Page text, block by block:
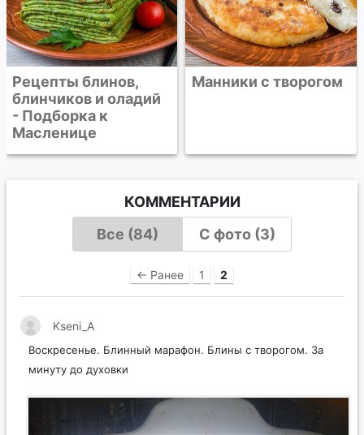
Манники с творогом
КОММЕНТАРИИ
Все (84)
С фото (3)
← Ранее 1 2
Kseni_A
Воскресенье. Блинный марафон. Блины с творогом. За
минуту до духовки